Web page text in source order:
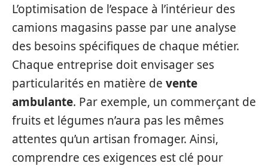
L’optimisation de l’espace à l’intérieur des
camions magasins passe par une analyse
des besoins spécifiques de chaque métier.
Chaque entreprise doit envisager ses
particularités en matière de vente
ambulante. Par exemple, un commerçant de
fruits et légumes n’aura pas les mêmes
attentes qu’un artisan fromager. Ainsi,
comprendre ces exigences est clé pour